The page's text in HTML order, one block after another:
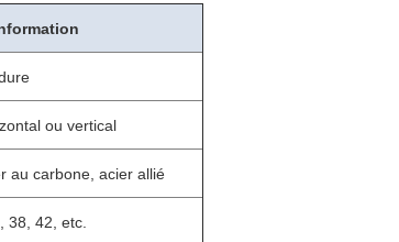
ou vertical
au carbone, acier allié
38, 42, etc.